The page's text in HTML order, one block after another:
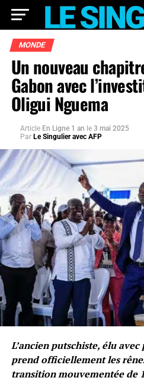
MONDE
Un nouveau
Gabon avec
Oligui Nguema
Article En Ligne 1 an le 3 mai 2025
Par Le Singulier avec AFP
L’ancien putschiste, élu avec
prend officiellement les
transition mouvementée de